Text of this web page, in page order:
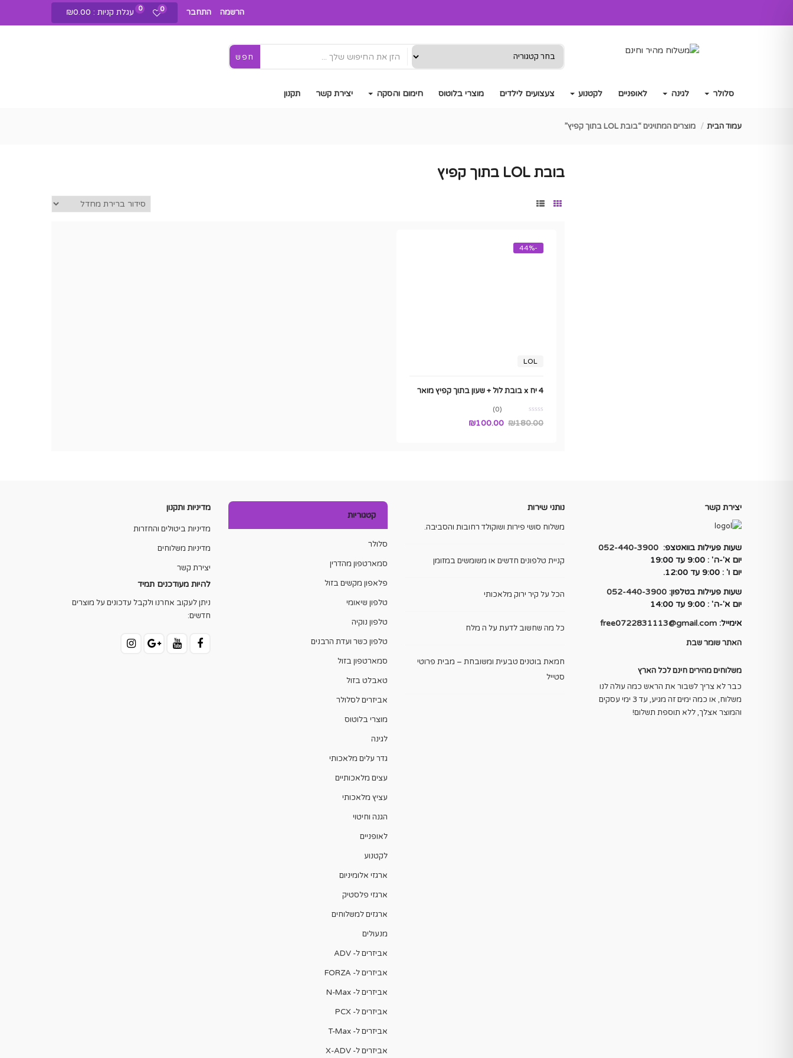
עגלת קניות : ₪0.00 0 0 הרשמה התחבר
חפש
סלולר לגינה לאופניים לקטנוע צעצועים לילדים מוצרי בלוטוס חימום והסקה יצירת קשר תקנון
עמוד הבית מוצרים המתויגים “בובת LOL בתוך קפיץ”
בובת LOL בתוך קפיץ
-44%
LOL
4 יח x בובת לול + שעון בתוך קפיץ מואר
(0)
₪180.00
₪100.00
יצירת קשר
שעות פעילות בוואטצפ: 052-440-3900
יום א'-ה' : 9:00 עד 19:00
יום ו' : 9:00 עד 12:00.
שעות פעילות בטלפון: 052-440-3900
יום א'-ה' : 9:00 עד 14:00
אימייל: free0722831113@gmail.com
האתר שומר שבת
משלוחים מהירים חינם לכל הארץ
כבר לא צריך לשבור את הראש כמה עולה לנו
משלוח, או כמה ימים זה מגיע, עד 3 ימי עסקים
והמוצר אצלך, ללא תוספת תשלום!
נותני שירות
משלוח סושי פירות ושוקולד רחובות והסביבה.
קניית טלפונים חדשים או משומשים במזומן
הכל על קיר ירוק מלאכותי
כל מה שחשוב לדעת על ה מלח
חמאת בוטנים טבעית ומשובחת – מבית פרוטי
סטייל
קטגוריות
סלולר
סמארטפון מהדרין
פלאפון מקשים בזול
טלפון שיאומי
טלפון נוקיה
טלפון כשר ועדת הרבנים
סמארטפון בזול
טאבלט בזול
אביזרים לסלולר
מוצרי בלוטוס
לגינה
גדר עלים מלאכותי
עצים מלאכותיים
עציץ מלאכותי
הגנה וחיטוי
לאופניים
לקטנוע
ארגזי אלומיניום
ארגזי פלסטיק
ארגזים למשלוחים
מנעולים
אביזרים ל- ADV
אביזרים ל- FORZA
אביזרים ל- N-Max
אביזרים ל- PCX
אביזרים ל- T-Max
אביזרים ל- X-ADV
מדיניות ותקנון
מדיניות ביטולים והחזרות
מדיניות משלוחים
יצירת קשר
להיות מעודכנים תמיד
ניתן לעקוב אחרנו ולקבל עדכונים על מוצרים
חדשים: